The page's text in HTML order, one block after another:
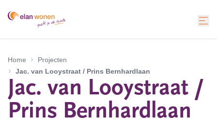
Home
Projecten
Jac. van Looystraat / Prins Bernhardlaan
Jac. van Looystraat /
Prins Bernhardlaan